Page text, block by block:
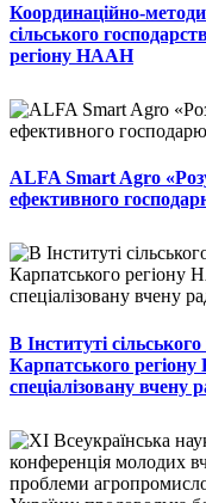
Координаційно-
сільського
регіону НААН
ALFA Smart Agro
ефективного
В Інституті
Карпатського
спеціалізовану вчену